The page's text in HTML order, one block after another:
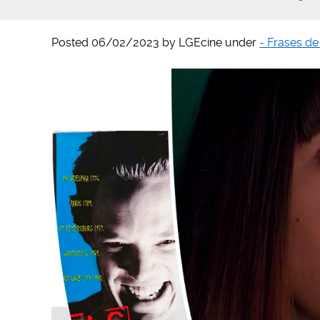
Posted 06/02/2023 by LGEcine under - Frases